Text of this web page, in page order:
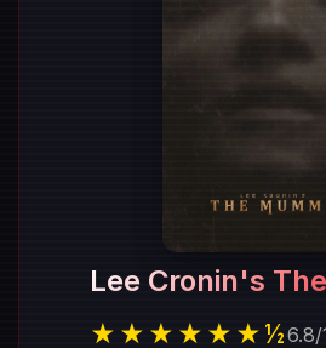
Lee Cronin's
★★★★★★½6.8/